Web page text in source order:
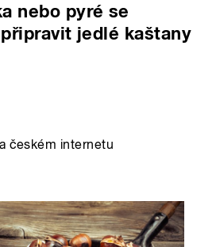
nebo pyré se
jedlé kaštany
českém internetu